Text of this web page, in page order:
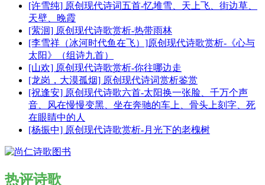
[许雪纯] 原创现代诗词五首-忆堆雪、天上飞、街边草、
天壁、晚霞
[萦洄] 原创现代诗歌赏析-热带雨林
[李雪祥（冰河时代鱼在飞）]原创现代诗歌赏析-《心与
太阳》（组诗九首）
[山欢] 原创现代诗歌赏析-你往哪边走
[龙岗，大漠孤烟] 原创现代诗词赏析鉴赏
[祝逢安] 原创现代诗歌六首-太阳换一张脸、千万个声
音、风在慢慢变黑、坐在奔驰的车上、骨头上刻字、死
在眼睛中的人
[杨振中] 原创现代诗歌赏析-月光下的老槐树
热评诗歌